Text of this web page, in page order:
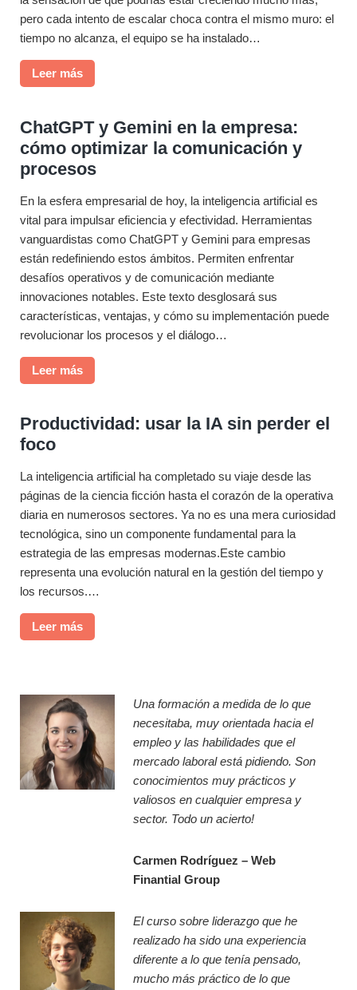
pero cada intento de escalar choca contra el mismo muro: el
tiempo no alcanza, el equipo se ha instalado…
Leer másE
a
l
a
t
u
N
e
g
o
c
o
n
:
G
u
a
P
r
c
a
ChatGPT y Gemini en la empresa:
cómo optimizar la comunicación y
procesos
En la esfera empresarial de hoy, la inteligencia artificial es
vital para impulsar eficiencia y efectividad. Herramientas
vanguardistas como ChatGPT y Gemini para empresas
están redefiniendo estos ámbitos. Permiten enfrentar
desafíos operativos y de comunicación mediante
innovaciones notables. Este texto desglosará sus
características, ventajas, y cómo su implementación puede
revolucionar los procesos y el diálogo…
Leer másC
h
t
T
y
G
e
m
i
n
e
a
e
m
r
e
o
o
p
t
Productividad: usar la IA sin perder el
foco
La inteligencia artificial ha completado su viaje desde las
páginas de la ciencia ficción hasta el corazón de la operativa
diaria en numerosos sectores. Ya no es una mera curiosidad
tecnológica, sino un componente fundamental para la
estrategia de las empresas modernas.Este cambio
representa una evolución natural en la gestión del tiempo y
los recursos.…
Leer másP
u
c
t
v
s
a
r
l
Una formación a medida de lo que
necesitaba, muy orientada hacia el
empleo y las habilidades que el
mercado laboral está pidiendo. Son
conocimientos muy prácticos y
valiosos en cualquier empresa y
sector. Todo un acierto!
Carmen Rodríguez – Web
Finantial Group
El curso sobre liderazgo que he
realizado ha sido una experiencia
diferente a lo que tenía pensado,
mucho más práctico de lo que